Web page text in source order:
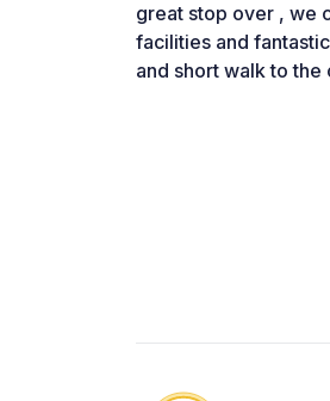
great stop over , we
facilities and
and short walk to the